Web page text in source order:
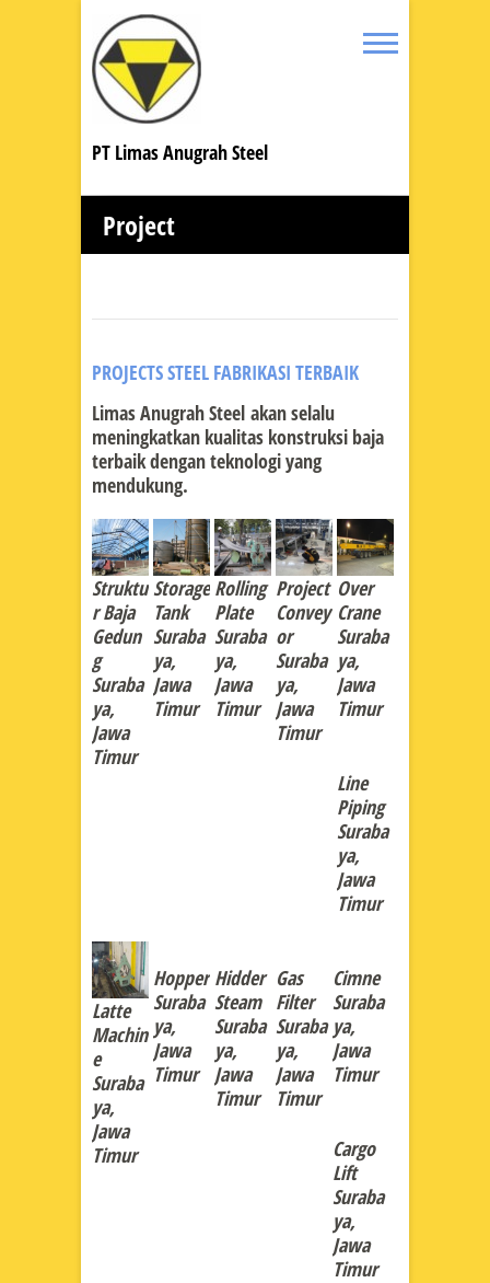
PT Limas Anugrah Steel
Project
PROJECTS STEEL FABRIKASI TERBAIK
Limas Anugrah Steel akan selalu
meningkatkan kualitas konstruksi baja
terbaik dengan teknologi yang
mendukung.
Struktu
r Baja
Gedun
g
Suraba
ya,
Jawa
Timur
Storage
Tank
Suraba
ya,
Jawa
Timur
Rolling
Plate
Suraba
ya,
Jawa
Timur
Project
Convey
or
Suraba
ya,
Jawa
Timur
Over
Crane
Suraba
ya,
Jawa
Timur
Line
Piping
Suraba
ya,
Jawa
Timur
Latte
Machin
e
Suraba
ya,
Jawa
Timur
Hopper
Suraba
ya,
Jawa
Timur
Hidder
Steam
Suraba
ya,
Jawa
Timur
Gas
Filter
Suraba
ya,
Jawa
Timur
Cimne
Suraba
ya,
Jawa
Timur
Cargo
Lift
Suraba
ya,
Jawa
Timur